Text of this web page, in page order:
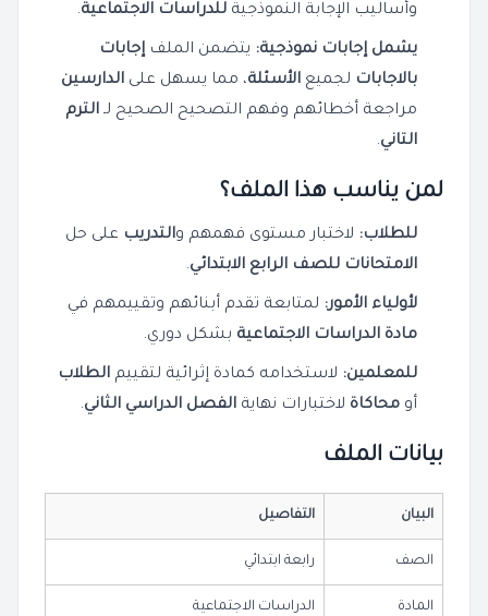
وأساليب الإجابة النموذجية للدراسات الاجتماعية.
يشمل إجابات نموذجية: يتضمن الملف إجابات
بالاجابات لجميع الأسئلة، مما يسهل على الدارسين
مراجعة أخطائهم وفهم التصحيح الصحيح لـ الترم
التاني.
لمن يناسب هذا الملف؟
للطلاب: لاختبار مستوى فهمهم والتدريب على حل
الامتحانات للصف الرابع الابتدائي.
لأولياء الأمور: لمتابعة تقدم أبنائهم وتقييمهم في
مادة الدراسات الاجتماعية بشكل دوري.
للمعلمين: لاستخدامه كمادة إثرائية لتقييم الطلاب
أو محاكاة لاختبارات نهاية الفصل الدراسي الثاني.
بيانات الملف
البيان التفاصيل
الصف رابعة ابتدائي
المادة الدراسات الاجتماعية